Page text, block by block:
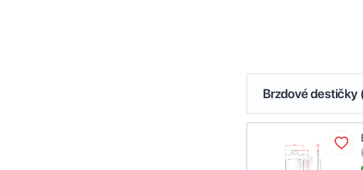
Brzdové destičky